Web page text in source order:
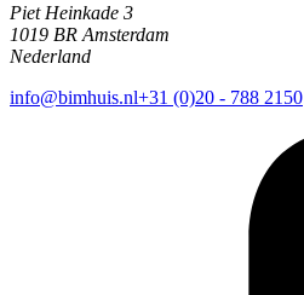
Piet Heinkade 3
1019 BR Amsterdam
Nederland
info@bimhuis.nl+31 (0)20 - 788 2150